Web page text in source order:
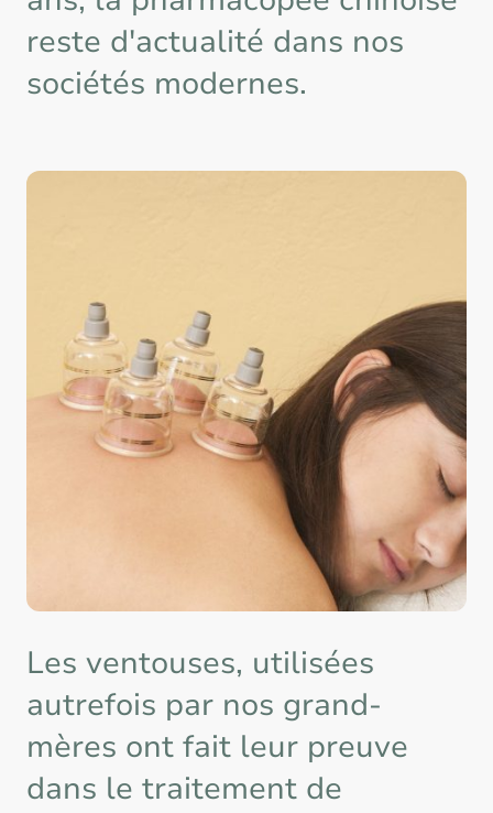
reste d'actualité dans nos
sociétés modernes.
Les ventouses, utilisées
autrefois par nos grand-
mères ont fait leur preuve
dans le traitement de